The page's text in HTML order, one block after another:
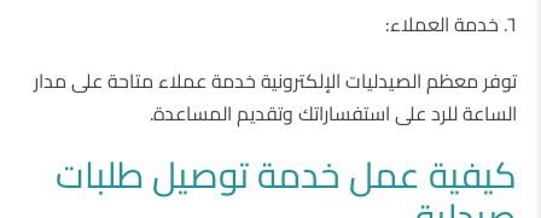
٦. خدمة العملاء:
توفر معظم الصيدليات الإلكترونية خدمة عملاء متاحة على مدار
الساعة للرد على استفساراتك وتقديم المساعدة.
كيفية عمل خدمة توصيل طلبات